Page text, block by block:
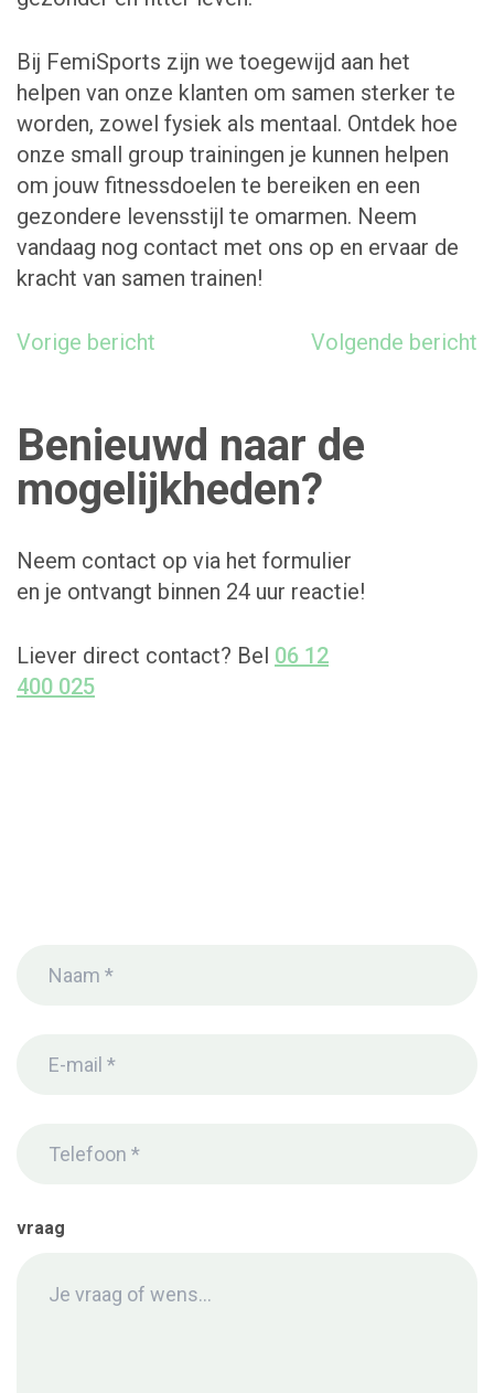
Bij FemiSports zijn we toegewijd aan het
helpen van onze klanten om samen sterker te
worden, zowel fysiek als mentaal. Ontdek hoe
onze small group trainingen je kunnen helpen
om jouw fitnessdoelen te bereiken en een
gezondere levensstijl te omarmen. Neem
vandaag nog contact met ons op en ervaar de
kracht van samen trainen!
Bericht
Vorige bericht Volgende bericht
vraag
Benieuwd naar de
mogelijkheden?
Neem contact op via het formulier
en je ontvangt binnen 24 uur reactie!
Liever direct contact? Bel 06 12
400 025